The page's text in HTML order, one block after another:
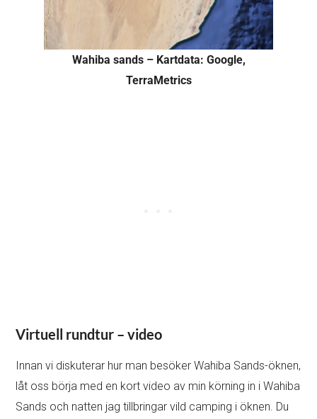
Wahiba sands – Kartdata: Google,
TerraMetrics
Virtuell rundtur – video
Innan vi diskuterar hur man besöker Wahiba Sands-öknen,
låt oss börja med en kort video av min körning in i Wahiba
Sands och natten jag tillbringar vild camping i öknen. Du